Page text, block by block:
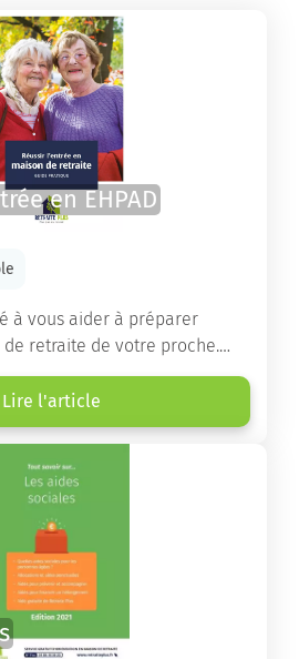
en EHPAD
à vous aider à préparer
de retraite de votre proche.
panorama des différents types
que des conseils pratiques
les familles et à leur faciliter
Lire l'article